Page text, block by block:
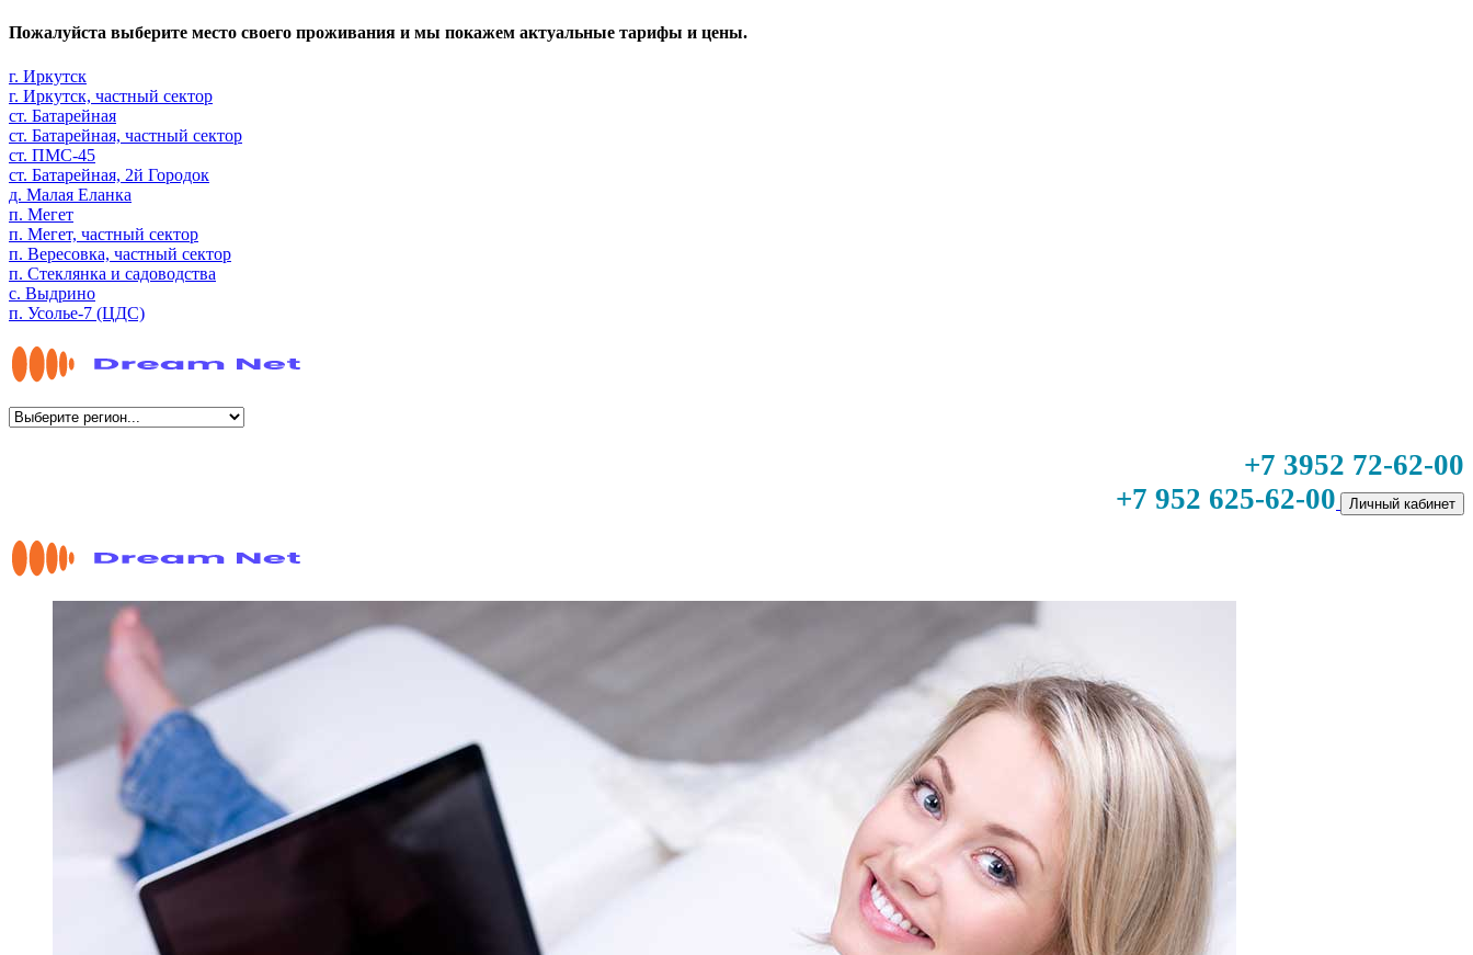
Пожалуйста выберите место своего проживания и мы покажем актуальные тарифы и цены.
г. Иркутск
г. Иркутск, частный сектор
ст. Батарейная
ст. Батарейная, частный сектор
ст. ПМС-45
ст. Батарейная, 2й Городок
д. Малая Еланка
п. Мегет
п. Мегет, частный сектор
п. Вересовка, частный сектор
п. Стеклянка и садоводства
с. Выдрино
п. Усолье-7 (ЦДС)
+7 3952 72-62-00
+7 952 625-62-00
Личный кабинет